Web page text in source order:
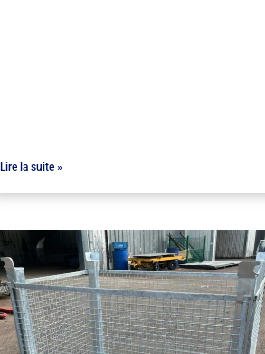
Lire la suite »